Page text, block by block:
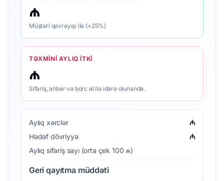
₼
Müştəri qavrayışı ilə (+25%)
TƏXMINI AYLIQ ITKI
₼
Sifariş, anbar və borc əl ilə idarə olunanda.
Aylıq xərclər ₼
Hədəf dövriyyə ₼
Aylıq sifariş sayı (orta çek 100 ₼)
Geri qayıtma müddəti